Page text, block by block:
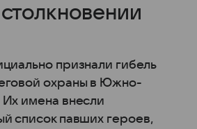
признали гибель
охраны в Южно-
имена внесли
список павших героев,